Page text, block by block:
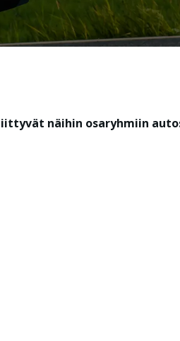
näihin osaryhmiin